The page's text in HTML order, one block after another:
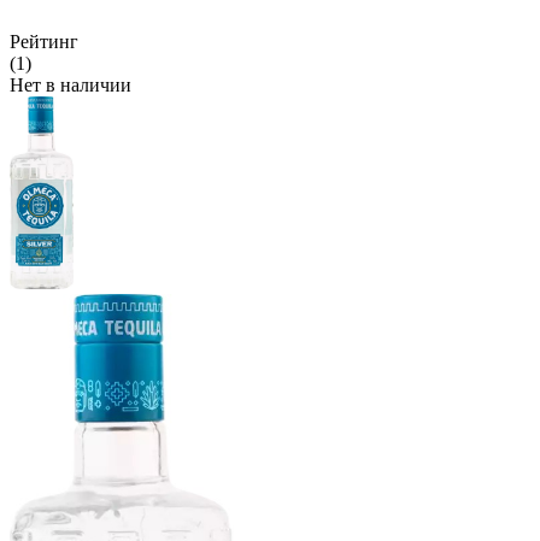
Рейтинг
(1)
Нет в наличии